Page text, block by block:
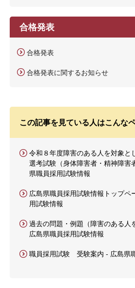
合格発表
合格発表
合格発表に関するお知らせ
この記事を見ている人はこんな
令和８年度障害のある人を対象と
選考試験（身体障害者・精神障害
県職員採用試験情報
広島県職員採用試験情報トップペ
用試験情報
過去の問題・例題（障害のある人
広島県職員採用試験情報
職員採用試験 受験案内 - 広島県